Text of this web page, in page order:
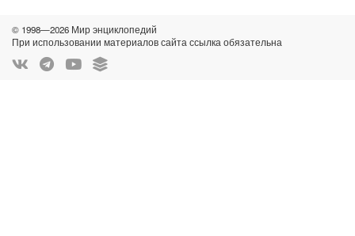
© 1998—2026 Мир энциклопедий
При использовании материалов сайта ссылка обязательна